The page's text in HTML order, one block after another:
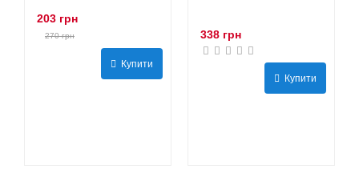
203 грн
270 грн
Купити
338 грн
Купити